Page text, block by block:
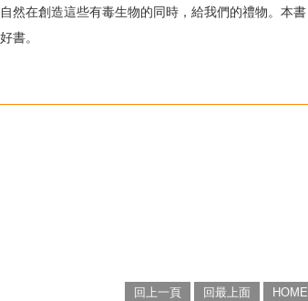
然在創造這些有毒生物的同時，給我們的禮物。本書
書。
回上一頁 回最上面 HOME